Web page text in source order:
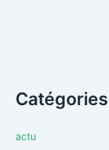
Catégories
actu